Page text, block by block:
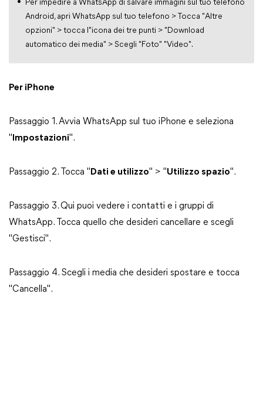
Per impedire a WhatsApp di salvare immagini sul tuo telefono
Android, apri WhatsApp sul tuo telefono > Tocca "Altre
opzioni" > tocca l"icona dei tre punti > "Download
automatico dei media" > Scegli "Foto" "Video".
Per iPhone
Passaggio 1. Avvia WhatsApp sul tuo iPhone e seleziona
" Impostazioni".
Passaggio 2. Tocca " Dati e utilizzo" > "Utilizzo spazio".
Passaggio 3. Qui puoi vedere i contatti e i gruppi di
WhatsApp. Tocca quello che desideri cancellare e scegli
"Gestisci".
Passaggio 4. Scegli i media che desideri spostare e tocca
"Cancella".